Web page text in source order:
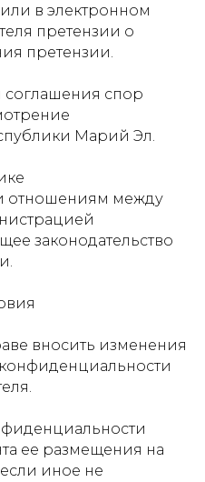
в электронном
претензии о
претензии.
спор
Марий Эл.
отношениям между
законодательство
вносить изменения
ее размещения на
иное не